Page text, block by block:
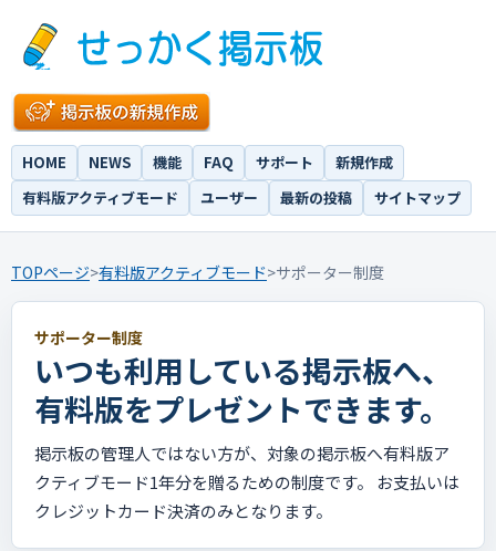
HOME NEWS 機能 FAQ サポート
新規作成
有料版アクティブモード
ユーザー 最新の投稿 サイトマップ
TOPページ>有料版アクティブモード>サポーター制度
サポーター制度
いつも利用している掲示板へ、
有料版をプレゼントできます。
掲示板の管理人ではない方が、対象の掲示板へ有料版ア
クティブモード1年分を贈るための制度です。 お支払いは
クレジットカード決済のみとなります。